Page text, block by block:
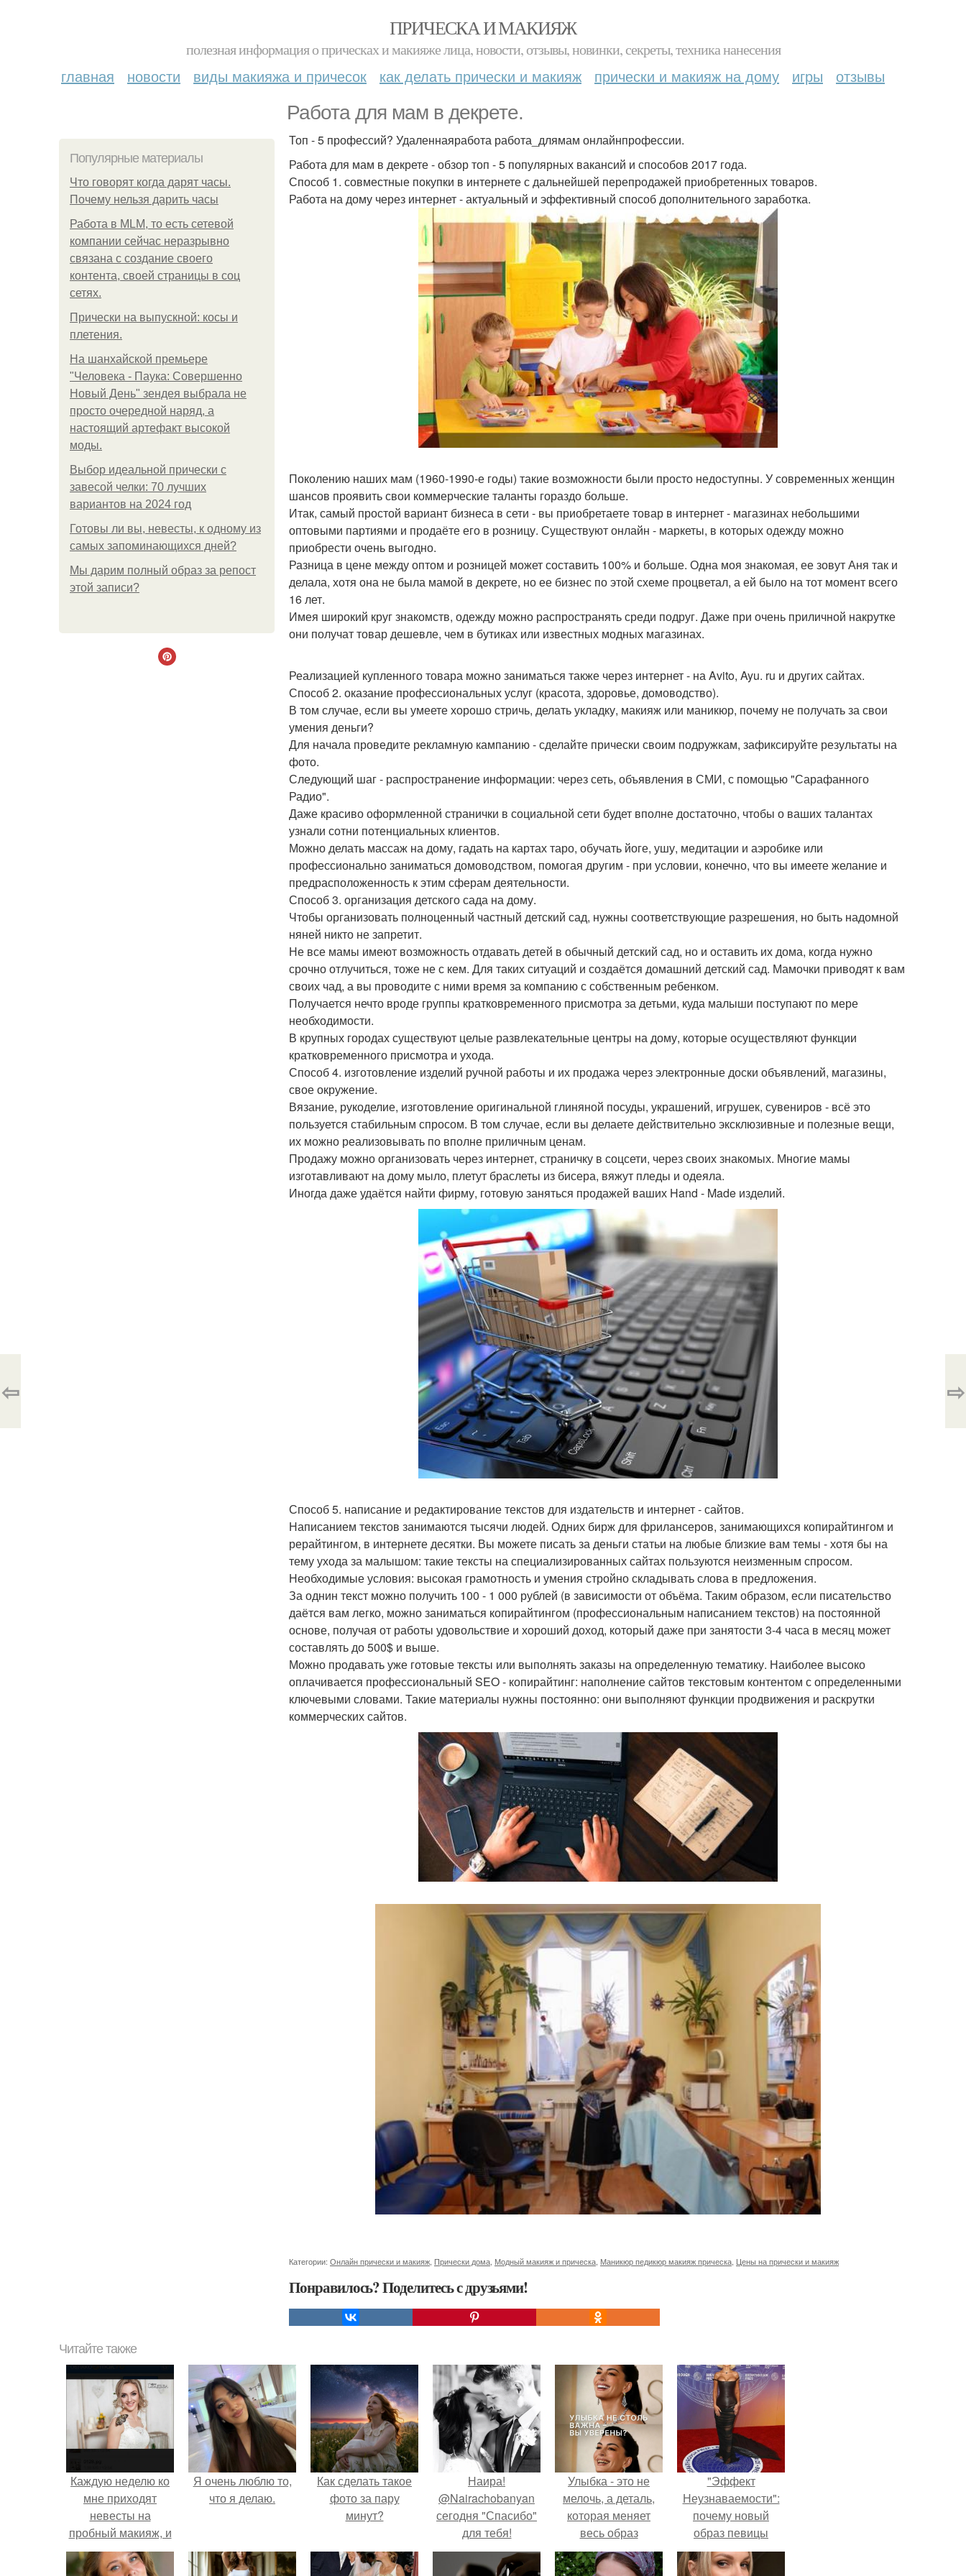
ПРИЧЕСКА И МАКИЯЖ
полезная информация о прическах и макияже лица, новости, отзывы, новинки, секреты, техника нанесения
главная новости виды макияжа и причесок как делать прически и макияж прически и макияж на дому игры отзывы
Работа для мам в декрете.
Популярные материалы
Что говорят когда дарят часы.
Почему нельзя дарить часы
Работа в MLM, то есть сетевой
компании сейчас неразрывно
связана с создание своего
контента, своей страницы в соц
сетях.
Прически на выпускной: косы и
плетения.
На шанхайской премьере
"Человека - Паука: Совершенно
Новый День" зендея выбрала не
просто очередной наряд, а
настоящий артефакт высокой
моды.
Выбор идеальной прически с
завесой челки: 70 лучших
вариантов на 2024 год
Готовы ли вы, невесты, к одному из
самых запоминающихся дней?
Мы дарим полный образ за репост
этой записи?
Топ - 5 профессий? Удаленнаяработа работа_длямам онлайнпрофессии.
Работа для мам в декрете - обзор топ - 5 популярных вакансий и способов 2017 года.
Способ 1. совместные покупки в интернете с дальнейшей перепродажей приобретенных товаров.
Работа на дому через интернет - актуальный и эффективный способ дополнительного заработка.
Поколению наших мам (1960-1990-е годы) такие возможности были просто недоступны. У современных женщин
шансов проявить свои коммерческие таланты гораздо больше.
Итак, самый простой вариант бизнеса в сети - вы приобретаете товар в интернет - магазинах небольшими
оптовыми партиями и продаёте его в розницу. Существуют онлайн - маркеты, в которых одежду можно
приобрести очень выгодно.
Разница в цене между оптом и розницей может составить 100% и больше. Одна моя знакомая, ее зовут Аня так и
делала, хотя она не была мамой в декрете, но ее бизнес по этой схеме процветал, а ей было на тот момент всего
16 лет.
Имея широкий круг знакомств, одежду можно распространять среди подруг. Даже при очень приличной накрутке
они получат товар дешевле, чем в бутиках или известных модных магазинах.
Реализацией купленного товара можно заниматься также через интернет - на Avito, Ayu. ru и других сайтах.
Способ 2. оказание профессиональных услуг (красота, здоровье, домоводство).
В том случае, если вы умеете хорошо стричь, делать укладку, макияж или маникюр, почему не получать за свои
умения деньги?
Для начала проведите рекламную кампанию - сделайте прически своим подружкам, зафиксируйте результаты на
фото.
Следующий шаг - распространение информации: через сеть, объявления в СМИ, с помощью "Сарафанного
Радио".
Даже красиво оформленной странички в социальной сети будет вполне достаточно, чтобы о ваших талантах
узнали сотни потенциальных клиентов.
Можно делать массаж на дому, гадать на картах таро, обучать йоге, ушу, медитации и аэробике или
профессионально заниматься домоводством, помогая другим - при условии, конечно, что вы имеете желание и
предрасположенность к этим сферам деятельности.
Способ 3. организация детского сада на дому.
Чтобы организовать полноценный частный детский сад, нужны соответствующие разрешения, но быть надомной
няней никто не запретит.
Не все мамы имеют возможность отдавать детей в обычный детский сад, но и оставить их дома, когда нужно
срочно отлучиться, тоже не с кем. Для таких ситуаций и создаётся домашний детский сад. Мамочки приводят к вам
своих чад, а вы проводите с ними время за компанию с собственным ребенком.
Получается нечто вроде группы кратковременного присмотра за детьми, куда малыши поступают по мере
необходимости.
В крупных городах существуют целые развлекательные центры на дому, которые осуществляют функции
кратковременного присмотра и ухода.
Способ 4. изготовление изделий ручной работы и их продажа через электронные доски объявлений, магазины,
свое окружение.
Вязание, рукоделие, изготовление оригинальной глиняной посуды, украшений, игрушек, сувениров - всё это
пользуется стабильным спросом. В том случае, если вы делаете действительно эксклюзивные и полезные вещи,
их можно реализовывать по вполне приличным ценам.
Продажу можно организовать через интернет, страничку в соцсети, через своих знакомых. Многие мамы
изготавливают на дому мыло, плетут браслеты из бисера, вяжут пледы и одеяла.
Иногда даже удаётся найти фирму, готовую заняться продажей ваших Hand - Made изделий.
Способ 5. написание и редактирование текстов для издательств и интернет - сайтов.
Написанием текстов занимаются тысячи людей. Одних бирж для фрилансеров, занимающихся копирайтингом и
рерайтингом, в интернете десятки. Вы можете писать за деньги статьи на любые близкие вам темы - хотя бы на
тему ухода за малышом: такие тексты на специализированных сайтах пользуются неизменным спросом.
Необходимые условия: высокая грамотность и умения стройно складывать слова в предложения.
За однин текст можно получить 100 - 1 000 рублей (в зависимости от объёма. Таким образом, если писательство
даётся вам легко, можно заниматься копирайтингом (профессиональным написанием текстов) на постоянной
основе, получая от работы удовольствие и хороший доход, который даже при занятости 3-4 часа в месяц может
составлять до 500$ и выше.
Можно продавать уже готовые тексты или выполнять заказы на определенную тематику. Наиболее высоко
оплачивается профессиональный SEO - копирайтинг: наполнение сайтов текстовым контентом с определенными
ключевыми словами. Такие материалы нужны постоянно: они выполняют функции продвижения и раскрутки
коммерческих сайтов.
Категории: Онлайн прически и макияж Прически дома Модный макияж и прическа Маникюр педикюр макияж прическа Цены на прически и макияж
Понравилось? Поделитесь с друзьями!
⇦ ⇨
Читайте также
Каждую неделю ко
мне приходят
невесты на
пробный макияж, и
показывают мне
образ, который бы
Я очень люблю то,
что я делаю.
Как сделать такое
фото за пару
минут?
Наира!
@Nairachobanyan
сегодня "Спасибо"
для тебя!
Улыбка - это не
мелочь, а деталь,
которая меняет
весь образ
человека.
"Эффект
Неузнаваемости":
почему новый
образ певицы
вызвал споры о
гранях